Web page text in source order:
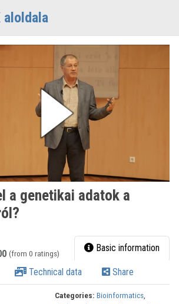
aloldala
a genetikai adatok a
(from 0 ratings) Basic information
Technical data Share
Categories: Bioinformatics,